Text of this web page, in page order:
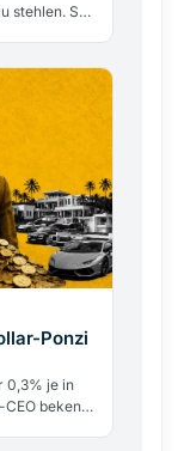
stehlen. So
Ponzi
0,3% je in
bekennt